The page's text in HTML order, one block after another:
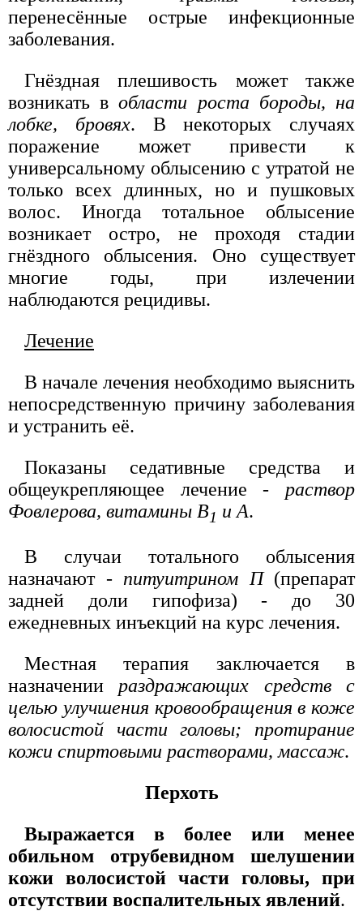
перенесённые острые инфекционные
заболевания.
Гнёздная плешивость может также
возникать в области роста бороды, на
лобке, бровях. В некоторых случаях
поражение может привести к
универсальному облысению с утратой не
только всех длинных, но и пушковых
волос. Иногда тотальное облысение
возникает остро, не проходя стадии
гнёздного облысения. Оно существует
многие годы, при излечении
наблюдаются рецидивы.
Лечение
В начале лечения необходимо выяснить
непосредственную причину заболевания
и устранить её.
Показаны седативные средства и
общеукрепляющее лечение - раствор
Фовлерова, витамины В1 и А.
В случаи тотального облысения
назначают - питуитрином П(препарат
задней доли гипофиза) - до 30
ежедневных инъекций на курс лечения.
Местная терапия заключается в
назначении раздражающих средств с
целью улучшения кровообращения в коже
волосистой части головы; протирание
кожи спиртовыми растворами, массаж.
Перхоть
Выражается в более или менее
обильном отрубевидном шелушении
кожи волосистой части головы, при
отсутствии воспалительных явлений.